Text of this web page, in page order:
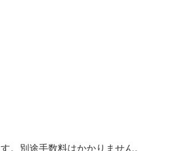
。別途手数料はかかりません。